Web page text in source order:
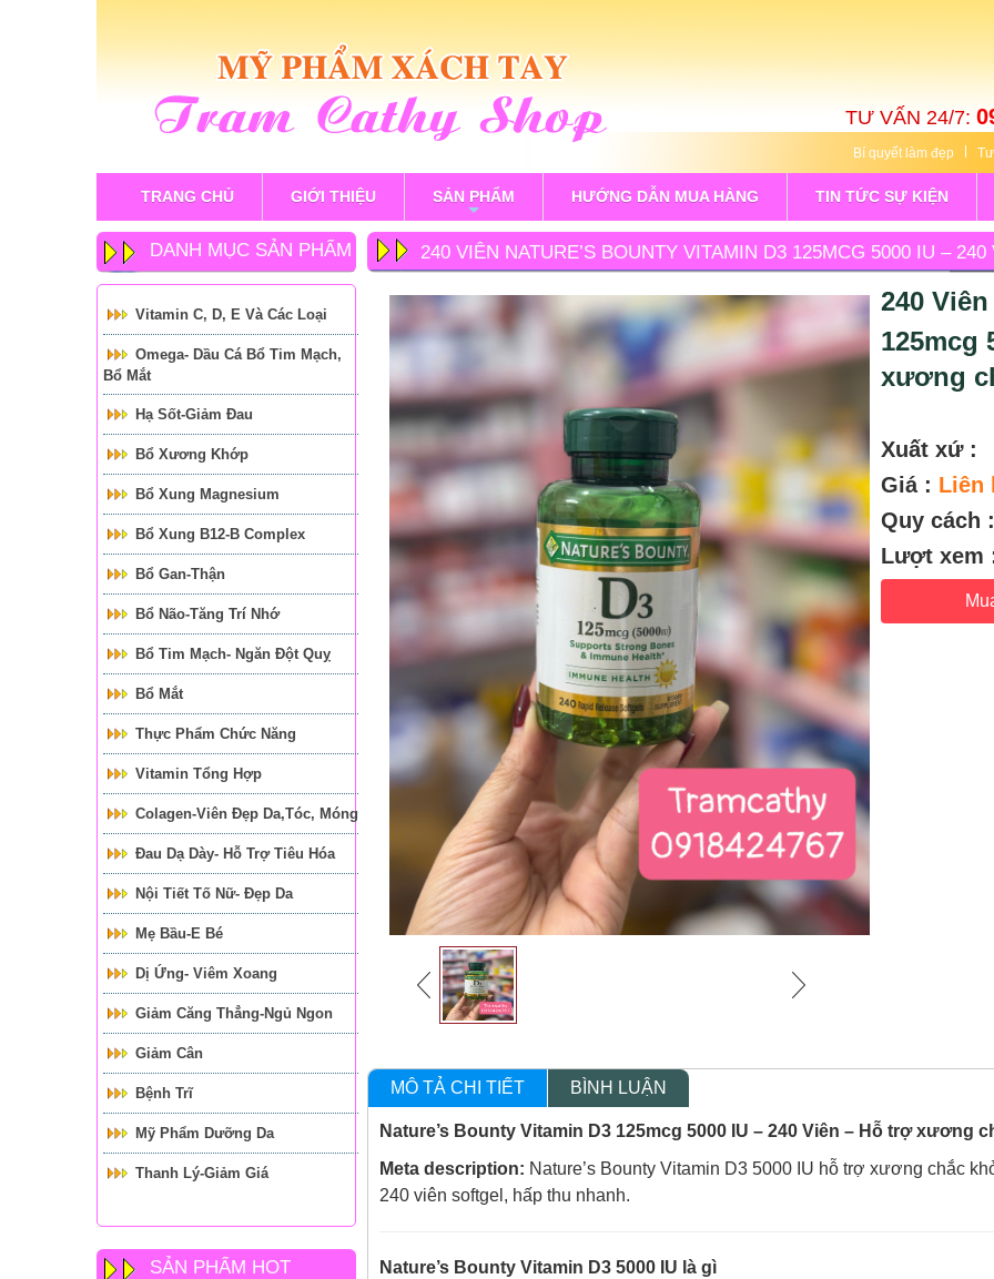
TƯ VẤN 24/7:
Bí quyết làm đẹp
TRANG CHỦ GIỚI THIỆU
+
SẢN PHẨM HƯỚNG DẪN MUA HÀNG TIN TỨC SỰ KIỆN
DANH MỤC SẢN PHẨM
Vitamin C, D, E Và Các Loại
Omega- Dầu Cá Bổ Tim Mạch,
Bổ Mắt
Hạ Sốt-Giảm Đau
Bổ Xương Khớp
Bổ Xung Magnesium
Bổ Xung B12-B Complex
Bổ Gan-Thận
Bổ Não-Tăng Trí Nhớ
Bổ Tim Mạch- Ngăn Đột Quỵ
Bổ Mắt
Thực Phẩm Chức Năng
Vitamin Tổng Hợp
Colagen-Viên Đẹp Da,tóc, Móng
Đau Dạ Dày- Hỗ Trợ Tiêu Hóa
Nội Tiết Tố Nữ- Đẹp Da
Mẹ Bầu-E Bé
Dị Ứng- Viêm Xoang
Giảm Căng Thẳng-Ngủ Ngon
Giảm Cân
Bệnh Trĩ
Mỹ Phẩm Dưỡng Da
Thanh Lý-Giảm Giá
SẢN PHẨM HOT
240 VIÊN NATURE’S BOUNTY VITAMIN D3 125MCG 5000 IU –
TĂNG CƯỜNG
240
125mcg
xương
Xuất xứ :
Giá : Liên
Quy cách :
Lượt xem
MÔ TẢ CHI TIẾT BÌNH LUẬN
Nature’s Bounty Vitamin D3 125mcg 5000 IU – 240 Viên – Hỗ trợ xương
Meta description: Nature’s Bounty Vitamin D3 5000 IU hỗ trợ xương chắc
240 viên softgel, hấp thu nhanh.
Nature’s Bounty Vitamin D3 5000 IU là gì